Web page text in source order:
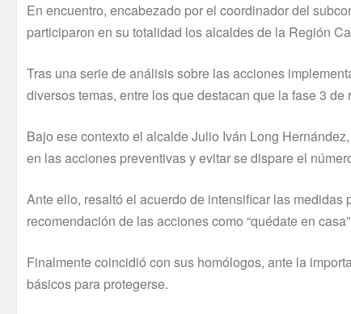
En encuentro, encabezado por el coordinador del
participaron en su totalidad los alcaldes de la Región
Tras una serie de análisis sobre las acciones
diversos temas, entre los que destacan que la fase 3
Bajo ese contexto el alcalde Julio Iván Long
en las acciones preventivas y evitar se dispare el
Ante ello, resaltó el acuerdo de intensificar las
recomendación de las acciones como “quédate en
Finalmente coincidió con sus homólogos, ante la
básicos para protegerse.